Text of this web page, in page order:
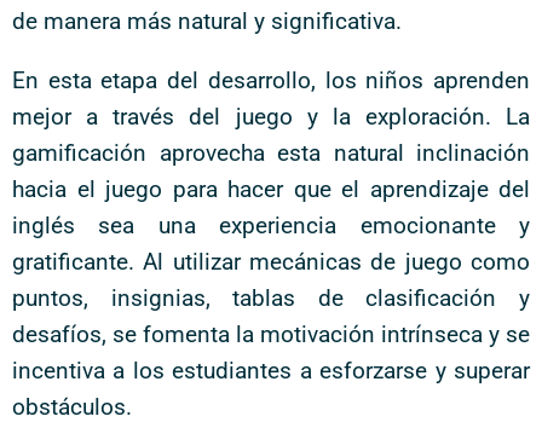
de manera más natural y significativa.
En esta etapa del desarrollo, los niños aprenden
mejor a través del juego y la exploración. La
gamificación aprovecha esta natural inclinación
hacia el juego para hacer que el aprendizaje del
inglés sea una experiencia emocionante y
gratificante. Al utilizar mecánicas de juego como
puntos, insignias, tablas de clasificación y
desafíos, se fomenta la motivación intrínseca y se
incentiva a los estudiantes a esforzarse y superar
obstáculos.